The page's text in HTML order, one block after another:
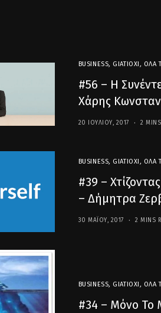
BUSINESS, GIATIOXI , ΌΛΑ
#56 – Η
Χάρης
20 ΙΟΥΛΊΟΥ, 2017 2
BUSINESS, GIATIOXI , ΌΛΑ
#39 –
– Δήμητρα
30 ΜΑΪ́ΟΥ, 2017 2 MINS
BUSINESS, GIATIOXI , ΌΛΑ
#34 – Μόνο Το